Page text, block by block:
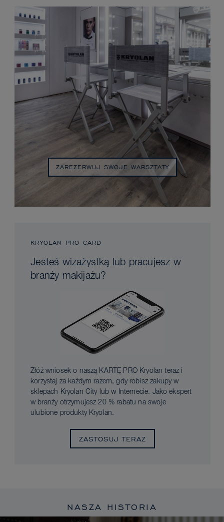
ZAREZERWUJ SWOJE WARSZTATY
KRYOLAN PRO CARD
Jesteś wizażystką lub pracujesz w
branży makijażu?
Złóż wniosek o naszą KARTĘ PRO Kryolan teraz i
korzystaj za każdym razem, gdy robisz zakupy w
sklepach Kryolan City lub w Internecie. Jako ekspert
w branży otrzymujesz 20 % rabatu na swoje
ulubione produkty Kryolan.
ZASTOSUJ TERAZ
NASZA HISTORIA